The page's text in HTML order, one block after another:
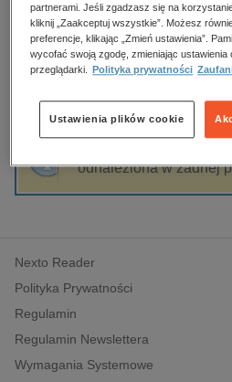
budownictwo, aranżacja
biznesowe, branżowe,
dzienniki
edukacja
hobby, sport, rozrywka
komputery, internet,
polityka, społeczno-
psychologiczne
inne
popularno-naukowe
historia
Leszek Korczak
Sortowanie
odnaleziona w żadnej
Nexto Reader
Polityka Prywatności
Regulamin
Regulamin Newslettera
Wymagania Systemowe
partnerami. Jeśli zgadzasz się na
kliknij „Zaakceptuj wszystkie”. Możesz
preferencje, klikając „Zmień ustawienia”.
wycofać swoją zgodę, zmieniając ustawienia
przeglądarki.
Polityka prywatności
Ustawienia plików cookie